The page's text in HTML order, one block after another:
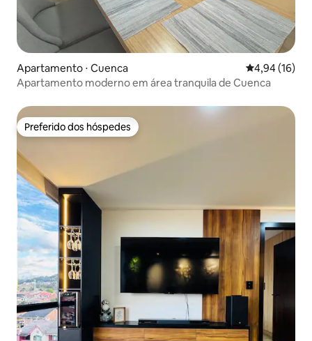
Apartamento ⋅ Cuenca 4,94 de uma
4,94 (16)
Apartamento moderno em área tranquila de Cuenca
Preferido dos hóspedes
Preferido dos hóspedes